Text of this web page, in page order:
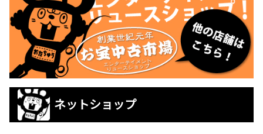
ネットショップ